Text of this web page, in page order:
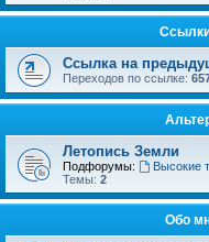
Ссылка на
Переходов по ссылке:
Летопись Земли
Подфорумы: Высокие
Темы: 2
Обо